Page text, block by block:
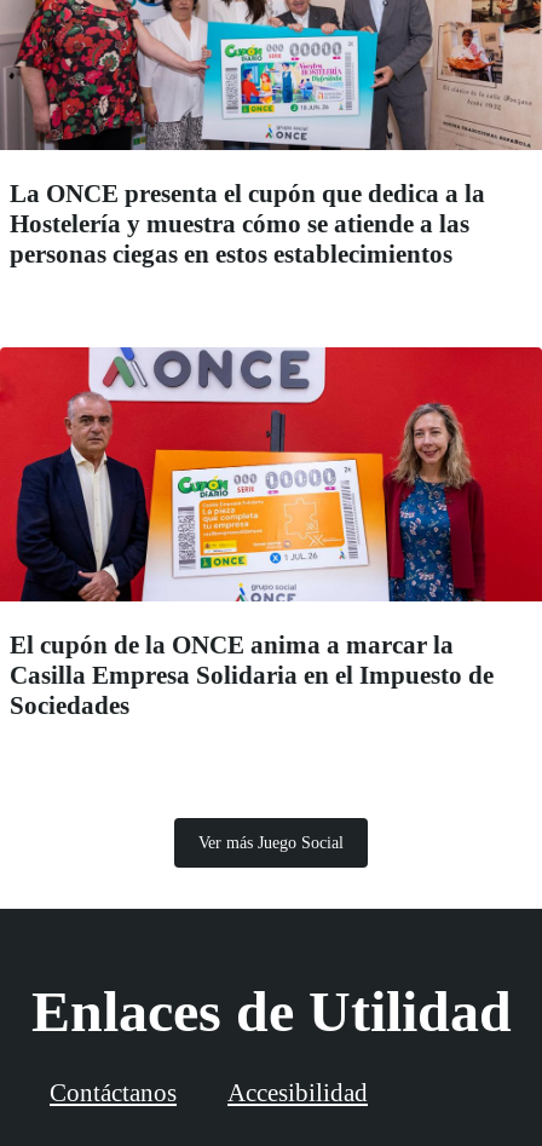
La ONCE presenta el cupón que dedica a la
Hostelería y muestra cómo se atiende a las
personas ciegas en estos establecimientos
El cupón de la ONCE anima a marcar la
Casilla Empresa Solidaria en el Impuesto de
Sociedades
Ver más Juego Social
Enlaces de Utilidad
Contáctanos Accesibilidad